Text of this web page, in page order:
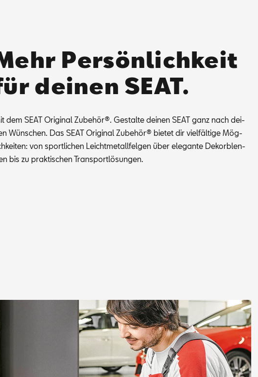
Persönlichkeit
deinen SEAT.
dem SEAT Ori­gi­nal Zu­be­hör®. Ge­stal­te dei­nen SEAT ganz nach dei­
Wün­schen. Das SEAT Ori­gi­nal Zu­be­hör® bie­tet dir viel­fäl­ti­ge Mög­
von sport­li­chen Leicht­me­tall­fel­gen über ele­gan­te De­kor­blen­
bis zu prak­ti­schen Trans­port­lö­sun­gen.